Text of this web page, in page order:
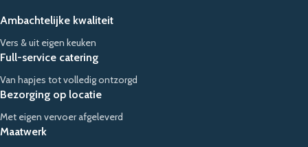
Ambachtelijke kwaliteit
Vers & uit eigen keuken
Full-service catering
Van hapjes tot volledig ontzorgd
Bezorging op locatie
Met eigen vervoer afgeleverd
Maatwerk